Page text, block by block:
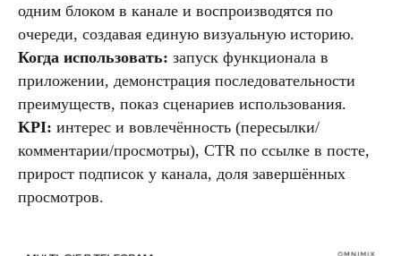
одним блоком в канале и воспроизводятся по
очереди, создавая единую визуальную историю.
Когда использовать: запуск функционала в
приложении, демонстрация последовательности
преимуществ, показ сценариев использования.
KPI: интерес и вовлечённость (пересылки/
комментарии/просмотры), CTR по ссылке в посте,
прирост подписок у канала, доля завершённых
просмотров.